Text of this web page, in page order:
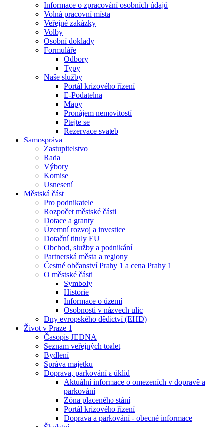
Informace o zpracování osobních údajů
Volná pracovní místa
Veřejné zakázky
Volby
Osobní doklady
Formuláře
Odbory
Typy
Naše služby
Portál krizového řízení
E-Podatelna
Mapy
Pronájem nemovitostí
Ptejte se
Rezervace svateb
Samospráva
Zastupitelstvo
Rada
Výbory
Komise
Usnesení
Městská část
Pro podnikatele
Rozpočet městské části
Dotace a granty
Územní rozvoj a investice
Dotační tituly EU
Obchod, služby a podnikání
Partnerská města a regiony
Čestné občanství Prahy 1 a cena Prahy 1
O městské části
Symboly
Historie
Informace o území
Osobnosti v názvech ulic
Dny evropského dědictví (EHD)
Život v Praze 1
Časopis JEDNA
Seznam veřejných toalet
Bydlení
Správa majetku
Doprava, parkování a úklid
Aktuální informace o omezeních v dopravě a
parkování
Zóna placeného stání
Portál krizového řízení
Doprava a parkování - obecné informace